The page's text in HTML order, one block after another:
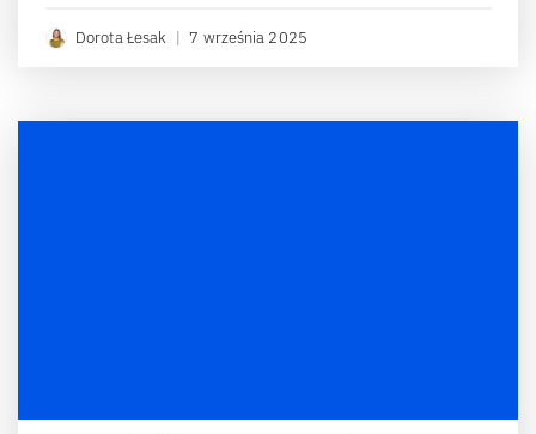
Dorota Łesak | 7 września 2025